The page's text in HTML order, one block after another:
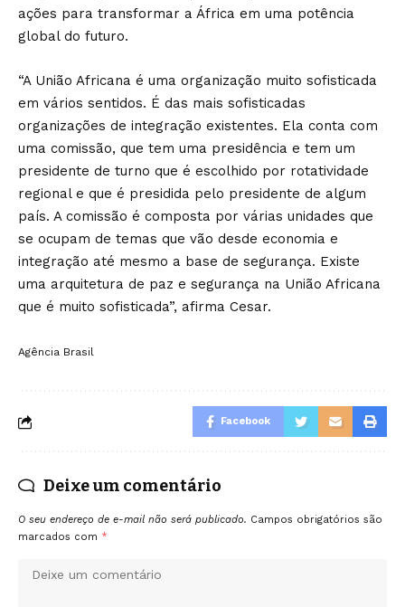
ações para transformar a África em uma potência
global do futuro.
“A União Africana é uma organização muito sofisticada
em vários sentidos. É das mais sofisticadas
organizações de integração existentes. Ela conta com
uma comissão, que tem uma presidência e tem um
presidente de turno que é escolhido por rotatividade
regional e que é presidida pelo presidente de algum
país. A comissão é composta por várias unidades que
se ocupam de temas que vão desde economia e
integração até mesmo a base de segurança. Existe
uma arquitetura de paz e segurança na União Africana
que é muito sofisticada”, afirma Cesar.
Agência Brasil
Facebook
Deixe um comentário
O seu endereço de e-mail não será publicado. Campos obrigatórios são
marcados com *